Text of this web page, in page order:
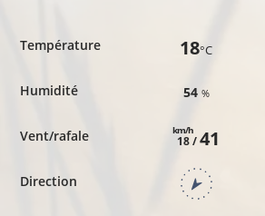
Température
Humidité
Vent/rafale
Direction
18°C
54 %
18 /
km/h 41